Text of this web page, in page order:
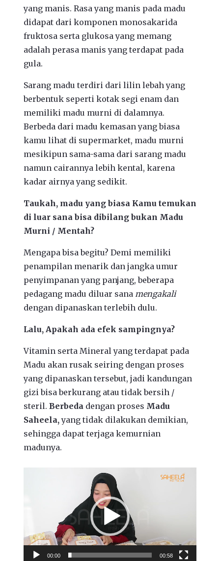
yang manis. Rasa yang manis pada madu
didapat dari komponen monosakarida
fruktosa serta glukosa yang memang
adalah perasa manis yang terdapat pada
gula.
Sarang madu terdiri dari lilin lebah yang
berbentuk seperti kotak segi enam dan
memiliki madu murni di dalamnya.
Berbeda dari madu kemasan yang biasa
kamu lihat di supermarket, madu murni
mesikipun sama-sama dari sarang madu
namun cairannya lebih kental, karena
kadar airnya yang sedikit.
Taukah, madu yang biasa Kamu temukan
di luar sana bisa dibilang bukan Madu
Murni / Mentah?
Mengapa bisa begitu? Demi memiliki
penampilan menarik dan jangka umur
penyimpanan yang panjang, beberapa
pedagang madu diluar sana mengakali
dengan dipanaskan terlebih dulu.
Lalu, Apakah ada efek sampingnya?
Vitamin serta Mineral yang terdapat pada
Madu akan rusak seiring dengan proses
yang dipanaskan tersebut, jadi kandungan
gizi bisa berkurang atau tidak bersih /
steril. Berbeda dengan proses Madu
Saheela,yang tidak dilakukan demikian,
sehingga dapat terjaga kemurnian
madunya.
00:00 00:58